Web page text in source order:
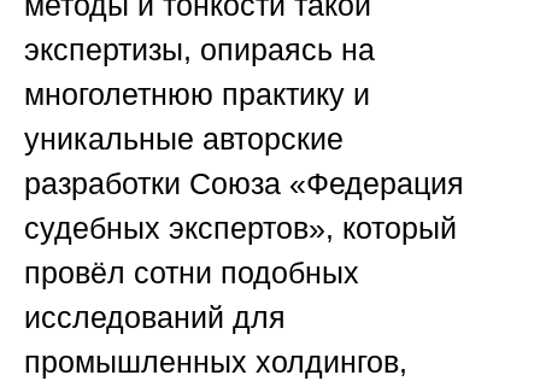
экспертизы, опираясь на
многолетнюю практику и
уникальные авторские
разработки Союза «Федерация
судебных экспертов», который
провёл сотни подобных
исследований для
промышленных холдингов,